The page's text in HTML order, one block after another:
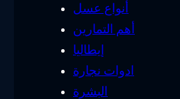
أنواع عسل
أهم التمارين
إيطاليا
ادوات نجارة
البشرة